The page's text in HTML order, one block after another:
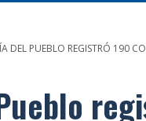
DEL PUEBLO REGISTRÓ 190